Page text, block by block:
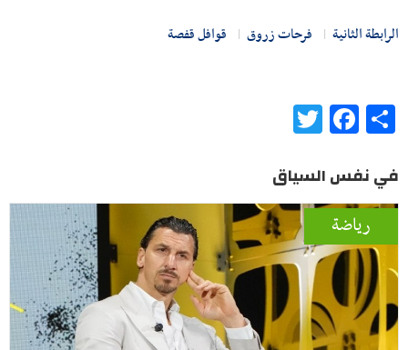
الرابطة الثانية فرحات زروق قوافل قفصة
Share
Facebook
في نفس السياق
رياضة